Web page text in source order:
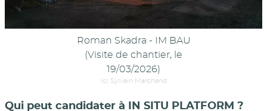
Roman Skadra - IM BAU
(Visite de chantier, le
19/03/2026)
(c) Sylvain Marchand
Qui peut candidater à IN SITU PLATFORM ?